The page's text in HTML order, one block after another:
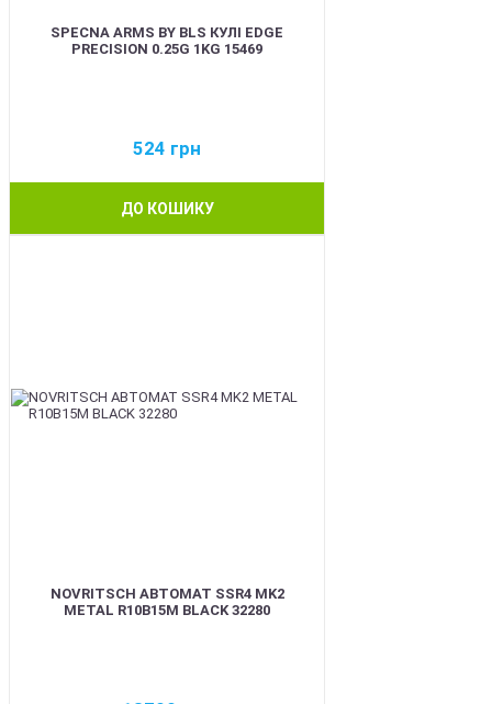
SPECNA ARMS BY BLS КУЛІ EDGE
PRECISION 0.25G 1KG 15469
524 грн
ДО КОШИКУ
NOVRITSCH АВТОМАТ SSR4 MK2
METAL R10B15M BLACK 32280